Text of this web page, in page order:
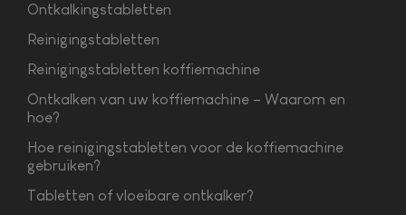
Ontkalkingstabletten
Reinigingstabletten
Reinigingstabletten koffiemachine
Ontkalken van uw koffiemachine – Waarom en
hoe?
Hoe reinigingstabletten voor de koffiemachine
gebruiken?
Tabletten of vloeibare ontkalker?